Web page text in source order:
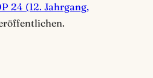
24 (12. Jahrgang,